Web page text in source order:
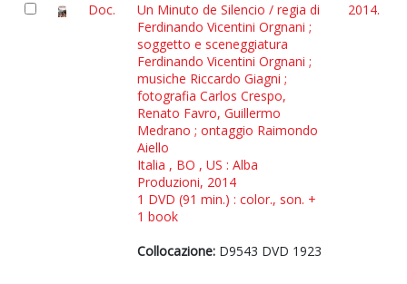
Doc.
Un Minuto de Silencio / regia di
Ferdinando Vicentini Orgnani ;
soggetto e sceneggiatura
Ferdinando Vicentini Orgnani ;
musiche Riccardo Giagni ;
fotografia Carlos Crespo,
Renato Favro, Guillermo
Medrano ; ontaggio Raimondo
Aiello
Italia , BO , US : Alba
Produzioni, 2014
1 DVD (91 min.) : color., son. +
1 book
Collocazione: D9543 DVD 1923
2014.